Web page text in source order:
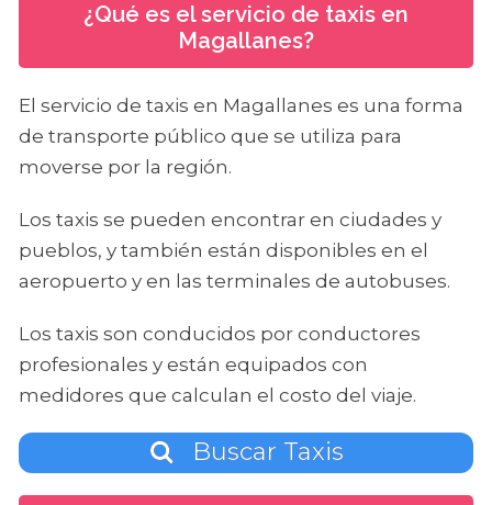
¿Qué es el servicio de taxis en
Magallanes?
El servicio de taxis en Magallanes es una forma
de transporte público que se utiliza para
moverse por la región.
Los taxis se pueden encontrar en ciudades y
pueblos, y también están disponibles en el
aeropuerto y en las terminales de autobuses.
Los taxis son conducidos por conductores
profesionales y están equipados con
medidores que calculan el costo del viaje.
Buscar Taxis